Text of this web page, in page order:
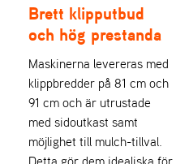
Brett klipputbud
och hög prestanda
Maskinerna levereras med
klippbredder på 81 cm och
91 cm och är utrustade
med sidoutkast samt
möjlighet till mulch-tillval.